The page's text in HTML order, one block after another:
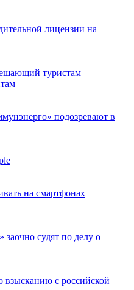
лицензии на
туристам
подозревают в
на смартфонах
заочно судят по делу о
взысканию с российской